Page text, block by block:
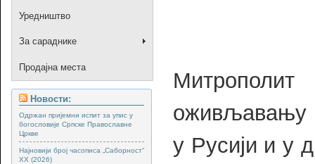
Уредништво
За сараднике
Продајна места
Новости:
Одржан пријемни испит за упис у
богословије Српске Православне
Цркве
Најновији број часописа „Саборност“
XX (2026)
оживљавању
у Русији и у